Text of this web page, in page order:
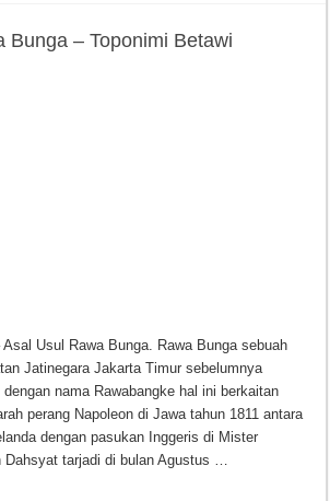
Bunga – Toponimi Betawi
Usul Rawa Bunga. Rawa Bunga sebuah
Jatinegara Jakarta Timur sebelumnya
nama Rawabangke hal ini berkaitan
perang Napoleon di Jawa tahun 1811 antara
dengan pasukan Inggeris di Mister
Dahsyat tarjadi di bulan Agustus …